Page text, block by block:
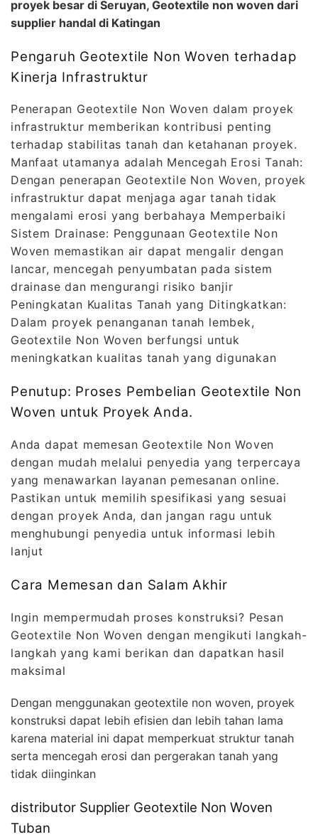
proyek besar di Seruyan, Geotextile non woven dari
supplier handal di Katingan
Pengaruh Geotextile Non Woven terhadap
Kinerja Infrastruktur
Penerapan Geotextile Non Woven dalam proyek
infrastruktur memberikan kontribusi penting
terhadap stabilitas tanah dan ketahanan proyek.
Manfaat utamanya adalah Mencegah Erosi Tanah:
Dengan penerapan Geotextile Non Woven, proyek
infrastruktur dapat menjaga agar tanah tidak
mengalami erosi yang berbahaya Memperbaiki
Sistem Drainase: Penggunaan Geotextile Non
Woven memastikan air dapat mengalir dengan
lancar, mencegah penyumbatan pada sistem
drainase dan mengurangi risiko banjir
Peningkatan Kualitas Tanah yang Ditingkatkan:
Dalam proyek penanganan tanah lembek,
Geotextile Non Woven berfungsi untuk
meningkatkan kualitas tanah yang digunakan
Penutup: Proses Pembelian Geotextile Non
Woven untuk Proyek Anda.
Anda dapat memesan Geotextile Non Woven
dengan mudah melalui penyedia yang terpercaya
yang menawarkan layanan pemesanan online.
Pastikan untuk memilih spesifikasi yang sesuai
dengan proyek Anda, dan jangan ragu untuk
menghubungi penyedia untuk informasi lebih
lanjut
Cara Memesan dan Salam Akhir
Ingin mempermudah proses konstruksi? Pesan
Geotextile Non Woven dengan mengikuti langkah-
langkah yang kami berikan dan dapatkan hasil
maksimal
Dengan menggunakan geotextile non woven, proyek
konstruksi dapat lebih efisien dan lebih tahan lama
karena material ini dapat memperkuat struktur tanah
serta mencegah erosi dan pergerakan tanah yang
tidak diinginkan
distributor Supplier Geotextile Non Woven
Tuban